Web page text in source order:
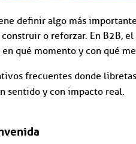
definir algo más
o reforzar. En B2B,
qué momento y con qué
frecuentes donde
sentido y con impacto real.